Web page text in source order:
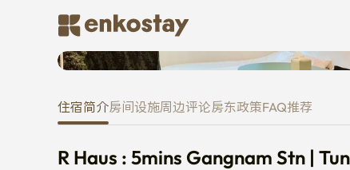
R Haus : 5mins Gangnam Stn
住宿简介房间设施周边评论房东政策FAQ推荐
R Haus : 5mins Gangnam Stn |